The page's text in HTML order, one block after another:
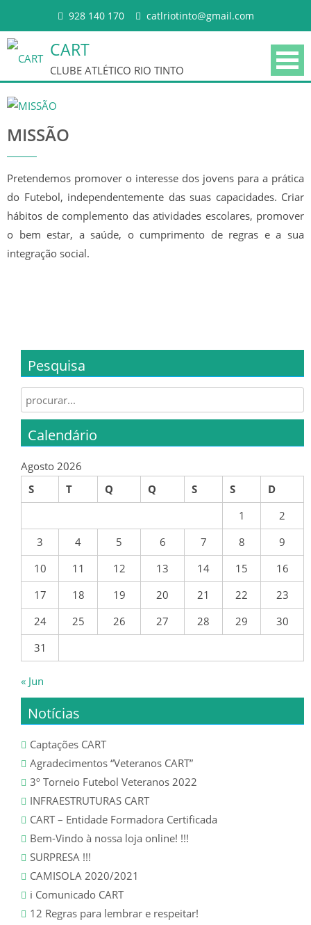
Skip to content928 140 170 catlriotinto@gmail.com
CART
CLUBE ATLÉTICO RIO TINTO
HISTÓRIA
PALMARÉS
BAR – CART
APOIOS / PARCEIROS
MAPA OCUPAÇÃO / HORÁRIOS
TREINOS
MANUAL ACOLHIMENTO E BOAS
PRÁTICAS
ÉPOCA 2024/25
SENIORES
ÉPOCA 2023/24
SENIORES
SENIORES
SUB 19 – JUNIORES
SUB 17 – JUVENIS
ÉPOCA 2021/22
SENIORES
SUB 19 – JUNIORES
MISSÃO
Pretendemos promover o interesse dos jovens para a prática
do Futebol, independentemente das suas capacidades. Criar
hábitos de complemento das atividades escolares, promover
o bem estar, a saúde, o cumprimento de regras e a sua
integração social.
Pesquisa
Search for:
Calendário
Agosto 2026
S
T Q Q S S
D
1
2
3
4 5 6 7 8
9
10
11 12 13 14 15
16
17
18 19 20 21 22
23
24
25 26 27 28 29
30
31
« Jun
Notícias
Captações CART
Agradecimentos “Veteranos CART”
3º Torneio Futebol Veteranos 2022
INFRAESTRUTURAS CART
CART – Entidade Formadora Certificada
Bem-Vindo à nossa loja online! !!!
SURPRESA !!!
CAMISOLA 2020/2021
ℹ️ Comunicado CART
12 Regras para lembrar e respeitar!